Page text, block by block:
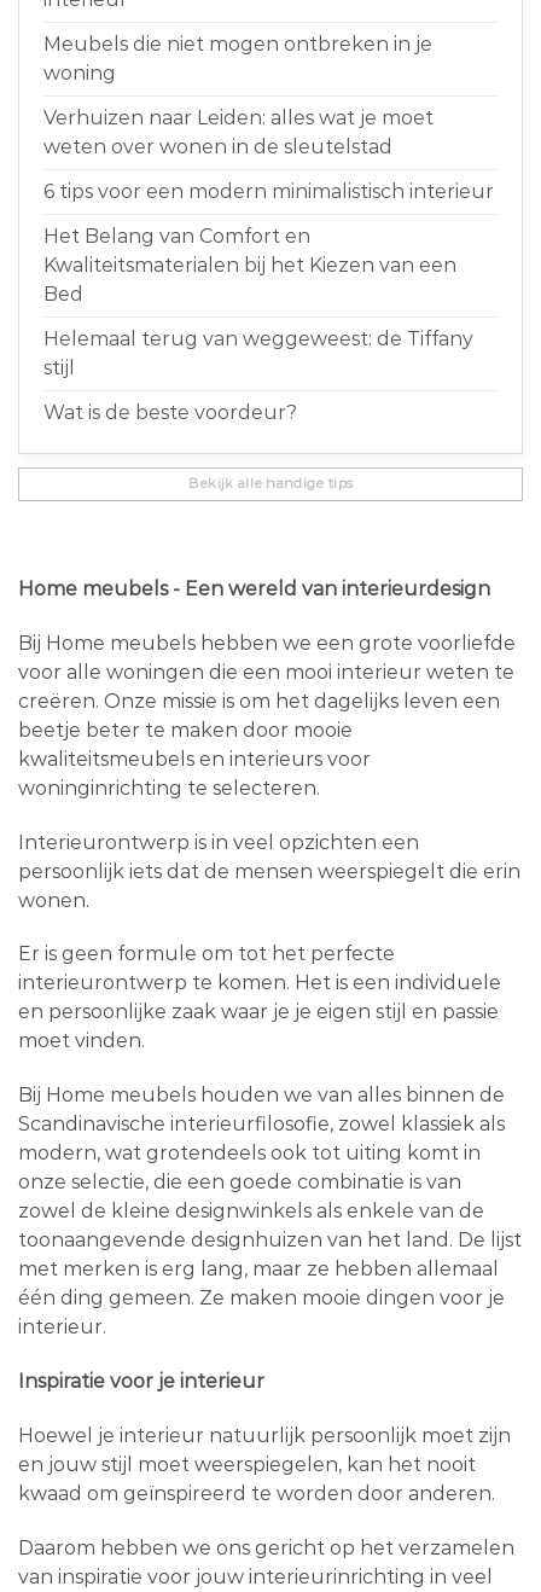
Meubels die niet mogen ontbreken in je
woning
Verhuizen naar Leiden: alles wat je moet
weten over wonen in de sleutelstad
6 tips voor een modern minimalistisch interieur
Het Belang van Comfort en
Kwaliteitsmaterialen bij het Kiezen van een
Bed
Helemaal terug van weggeweest: de Tiffany
stijl
Wat is de beste voordeur?
Bekijk alle handige tips
Home meubels - Een wereld van interieurdesign
Bij Home meubels hebben we een grote voorliefde
voor alle woningen die een mooi interieur weten te
creëren. Onze missie is om het dagelijks leven een
beetje beter te maken door mooie
kwaliteitsmeubels en interieurs voor
woninginrichting te selecteren.
Interieurontwerp is in veel opzichten een
persoonlijk iets dat de mensen weerspiegelt die erin
wonen.
Er is geen formule om tot het perfecte
interieurontwerp te komen. Het is een individuele
en persoonlijke zaak waar je je eigen stijl en passie
moet vinden.
Bij Home meubels houden we van alles binnen de
Scandinavische interieurfilosofie, zowel klassiek als
modern, wat grotendeels ook tot uiting komt in
onze selectie, die een goede combinatie is van
zowel de kleine designwinkels als enkele van de
toonaangevende designhuizen van het land. De lijst
met merken is erg lang, maar ze hebben allemaal
één ding gemeen. Ze maken mooie dingen voor je
interieur.
Inspiratie voor je interieur
Hoewel je interieur natuurlijk persoonlijk moet zijn
en jouw stijl moet weerspiegelen, kan het nooit
kwaad om geïnspireerd te worden door anderen.
Daarom hebben we ons gericht op het verzamelen
van inspiratie voor jouw interieurinrichting in veel